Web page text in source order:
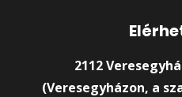
2112
(Veresegyházon, a